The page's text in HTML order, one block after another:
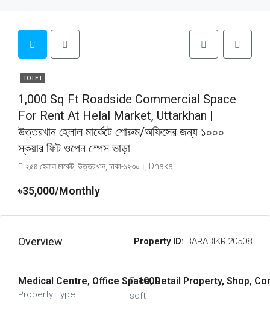
TO LET
1,000 Sq Ft Roadside Commercial Space
For Rent At Helal Market, Uttarkhan |
উত্তরখান হেলাল মার্কেটে শোরুম/অফিসের জন্য ১০০০
স্কয়ার ফিট ওপেন স্পেস ভাড়া
২৫৪ হেলাল মার্কেট, উত্তরখান, ঢাকা-১২৩০।, Dhaka
৳35,000/Monthly
Overview Property ID: BARABIKRI20508
Medical Centre, Office Space, Retail Property, Shop,
Property Type
1000
sqft